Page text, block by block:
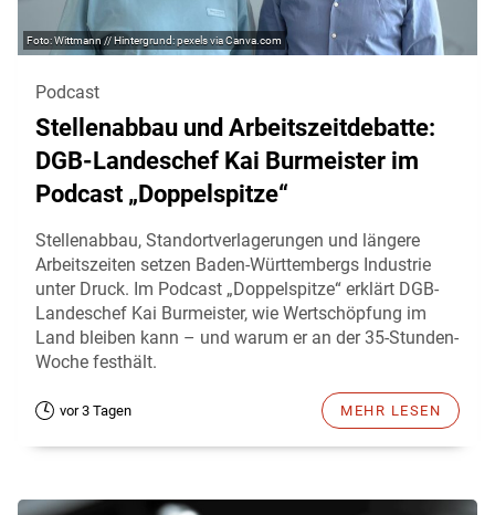
Wittmann // Hintergrund: pexels via Canva.com
Podcast
Stellenabbau und Arbeitszeitdebatte:
DGB-Landeschef Kai Burmeister im
Podcast „Doppelspitze“
Stellenabbau, Standortverlagerungen und längere
Arbeitszeiten setzen Baden-Württembergs Industrie
unter Druck. Im Podcast „Doppelspitze“ erklärt DGB-
Landeschef Kai Burmeister, wie Wertschöpfung im
Land bleiben kann – und warum er an der 35-Stunden-
Woche festhält.
vor 3 Tagen MEHR LESEN